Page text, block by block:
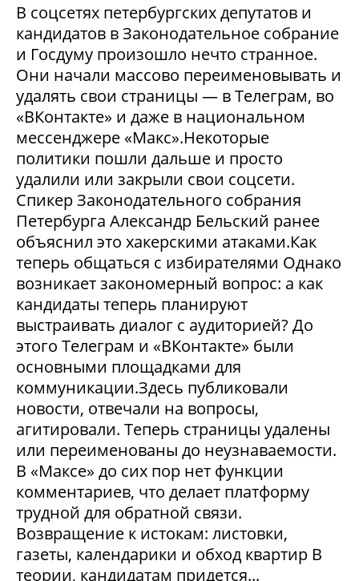
В соцсетях петербургских депутатов и
кандидатов в Законодательное собрание
и Госдуму произошло нечто странное.
Они начали массово переименовывать и
удалять свои страницы — в Телеграм, во
«ВКонтакте» и даже в национальном
мессенджере «Макс».Некоторые
политики пошли дальше и просто
удалили или закрыли свои соцсети.
Спикер Законодательного собрания
Петербурга Александр Бельский ранее
объяснил это хакерскими атаками.Как
теперь общаться с избирателями Однако
возникает закономерный вопрос: а как
кандидаты теперь планируют
выстраивать диалог с аудиторией? До
этого Телеграм и «ВКонтакте» были
основными площадками для
коммуникации.Здесь публиковали
новости, отвечали на вопросы,
агитировали. Теперь страницы удалены
или переименованы до неузнаваемости.
В «Максе» до сих пор нет функции
комментариев, что делает платформу
трудной для обратной связи.
Возвращение к истокам: листовки,
газеты, календарики и обход квартир В
теории, кандидатам придется...